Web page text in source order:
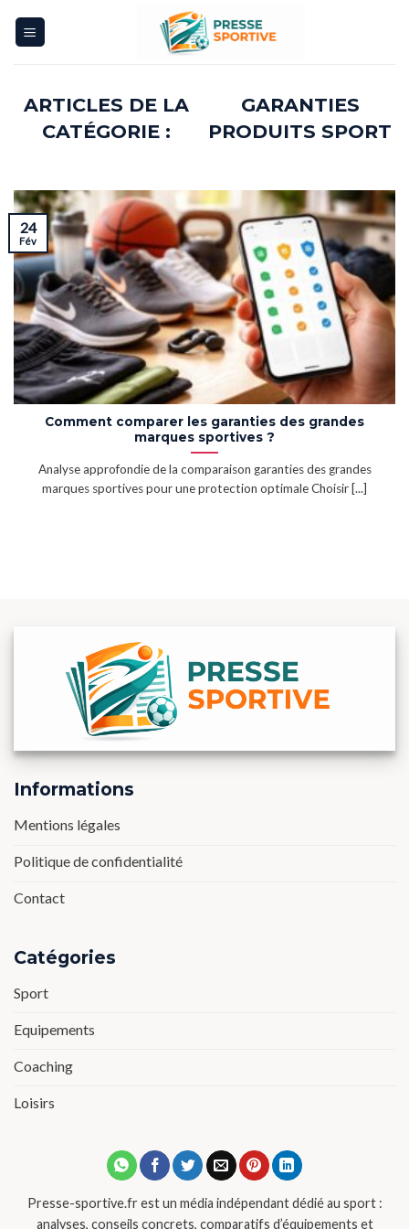
GARANTIES
PRODUITS SPORT
Comment comparer les garanties des grandes
marques sportives ?
Analyse approfondie de la comparaison garanties des grandes
marques sportives pour une protection optimale Choisir [...]
24
Fév
Informations
Mentions légales
Politique de confidentialité
Contact
Catégories
Sport
Equipements
Coaching
Loisirs
Presse-sportive.fr est un média indépendant dédié au sport :
analyses, conseils concrets, comparatifs d’équipements et